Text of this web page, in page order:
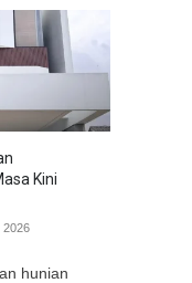
Kini
2026
hunian